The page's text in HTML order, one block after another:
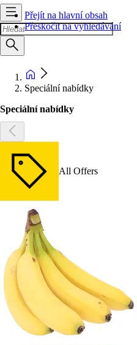
Přejít na hlavní obsah
Přeskočit na vyhledávání
Speciální nabídky
Speciální nabídky
All Offers